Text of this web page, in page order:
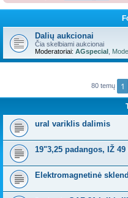
Dalių aukcionai
Čia skelbiami aukcionai
Moderatoriai: AGspecial
80 temų 1
ural variklis dalimis
19"3,25 padangos, IŽ 49
Elektromagnetinė